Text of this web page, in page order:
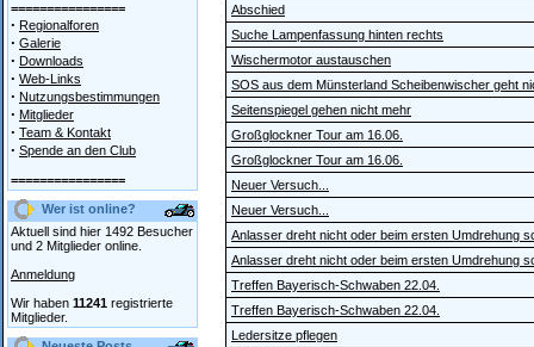
================
· Regionalforen
· Galerie
· Downloads
· Web-Links
· Nutzungsbestimmungen
· Mitglieder
· Team & Kontakt
· Spende an den Club
================
Wer ist online?
Aktuell sind hier 1492 Besucher
und 2 Mitglieder online.
Anmeldung
Wir haben 11241 registrierte
Mitglieder.
Abschied
Suche Lampenfassung hinten rechts
Wischermotor austauschen
SOS aus dem Münsterland Scheibenwischer geht
Seitenspiegel gehen nicht mehr
Großglockner Tour am 16.06.
Großglockner Tour am 16.06.
Neuer Versuch...
Neuer Versuch...
Anlasser dreht nicht oder beim ersten Umdrehung
Anlasser dreht nicht oder beim ersten Umdrehung
Treffen Bayerisch-Schwaben 22.04.
Treffen Bayerisch-Schwaben 22.04.
Ledersitze pflegen